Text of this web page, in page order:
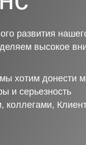
развития
высокое
хотим донести
и серьезность
коллегами,